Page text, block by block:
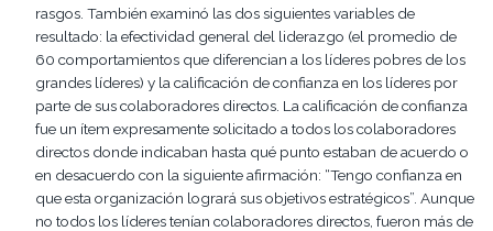
rasgos. También examinó las dos siguientes variables de
resultado: la efectividad general del liderazgo (el promedio de
60 comportamientos que diferencian a los líderes pobres de los
grandes líderes) y la calificación de confianza en los líderes por
parte de sus colaboradores directos. La calificación de confianza
fue un ítem expresamente solicitado a todos los colaboradores
directos donde indicaban hasta qué punto estaban de acuerdo o
en desacuerdo con la siguiente afirmación: “Tengo confianza en
que esta organización logrará sus objetivos estratégicos”. Aunque
no todos los líderes tenían colaboradores directos, fueron más de